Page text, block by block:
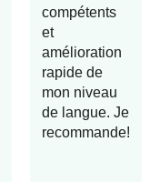
compétents
et
amélioration
rapide de
mon niveau
de langue. Je
recommande!